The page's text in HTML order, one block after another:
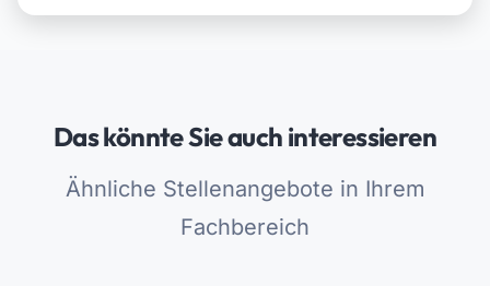
Das könnte Sie auch interessieren
Ähnliche Stellenangebote in Ihrem
Fachbereich